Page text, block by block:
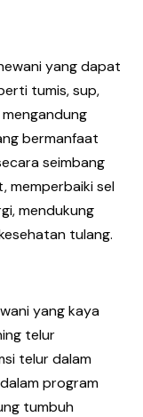
yang dapat
tumis, sup,
bermanfaat
seimbang
memperbaiki sel
mendukung
tulang.
yang kaya
telur
telur dalam
program
tumbuh